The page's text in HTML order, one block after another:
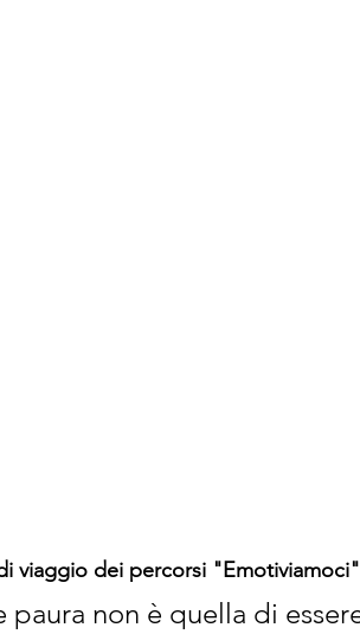
viaggio dei percorsi
paura non è quella di